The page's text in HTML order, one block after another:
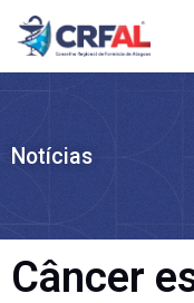
Ir
para
Notícias
Câncer